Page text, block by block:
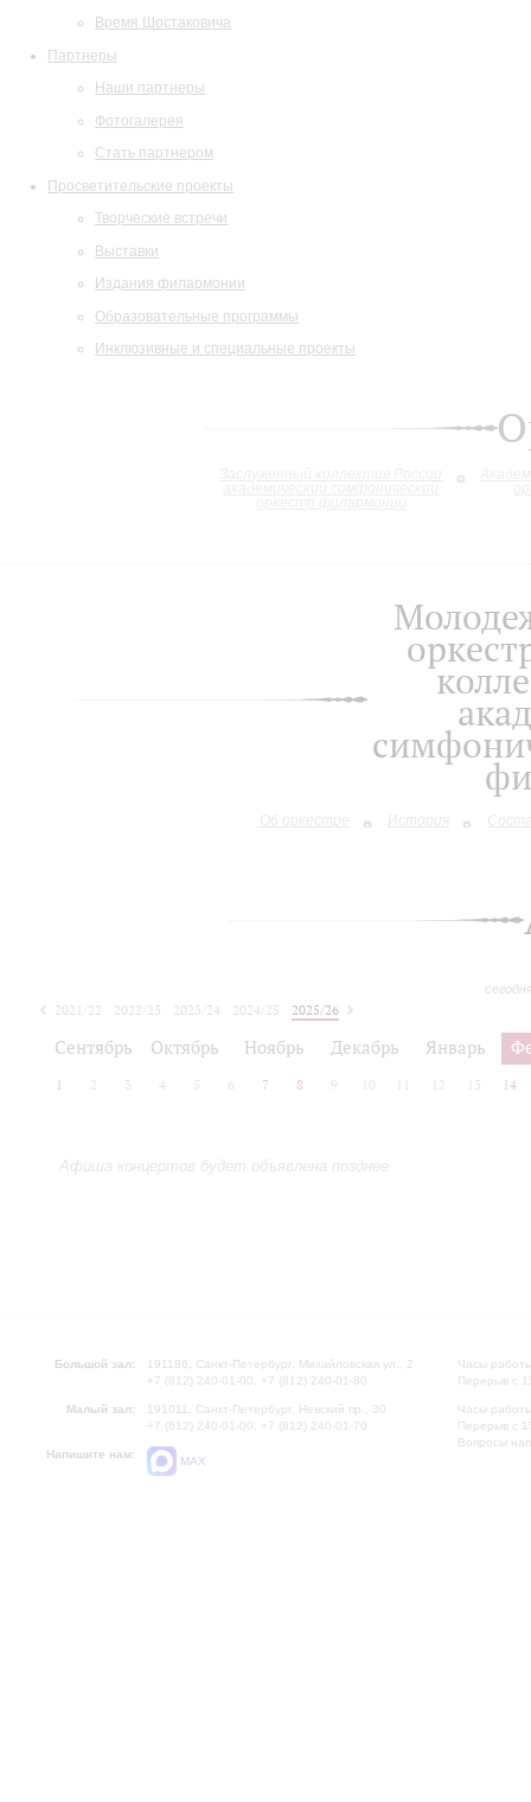
Время Шостаковича
Партнеры
Наши партнеры
Фотогалерея
Стать партнером
Просветительские проекты
Творческие встречи
Выставки
Издания филармонии
Образовательные программы
Инклюзивные и специальные проекты
Об оркестре История
2021/22 2022/23 2023/24 2024/25
2025/26
Сентябрь Октябрь Ноябрь Декабрь Январь
1 2 3 4 5 6 7 8 9 10 12 13 14
Афиша концертов будет объявлена позднее
Большой зал:
191186, Санкт-Петербург, Михайловская ул., 2
+7 (812) 240-01-00, +7 (812) 240-01-80
Малый зал:
191011, Санкт-Петербург, Невский пр., 30
+7 (812) 240-01-00, +7 (812) 240-01-70
Напишите нам:
MAX
Часы
Перерыв с
Часы
Перерыв с
Вопросы